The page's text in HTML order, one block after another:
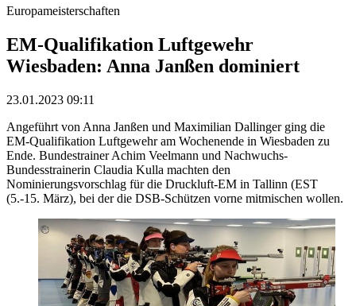
Europameisterschaften
EM-Qualifikation Luftgewehr
Wiesbaden: Anna Janßen dominiert
23.01.2023 09:11
Angeführt von Anna Janßen und Maximilian Dallinger ging die
EM-Qualifikation Luftgewehr am Wochenende in Wiesbaden zu
Ende. Bundestrainer Achim Veelmann und Nachwuchs-
Bundesstrainerin Claudia Kulla machten den
Nominierungsvorschlag für die Druckluft-EM in Tallinn (EST
(5.-15. März), bei der die DSB-Schützen vorne mitmischen wollen.